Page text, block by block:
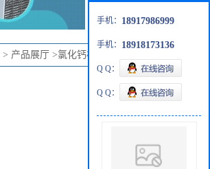
> 产品展厅 >氯化钙标准溶液500mL
手机： 18917986999
手机： 18918173136
Q Q：
Q Q：